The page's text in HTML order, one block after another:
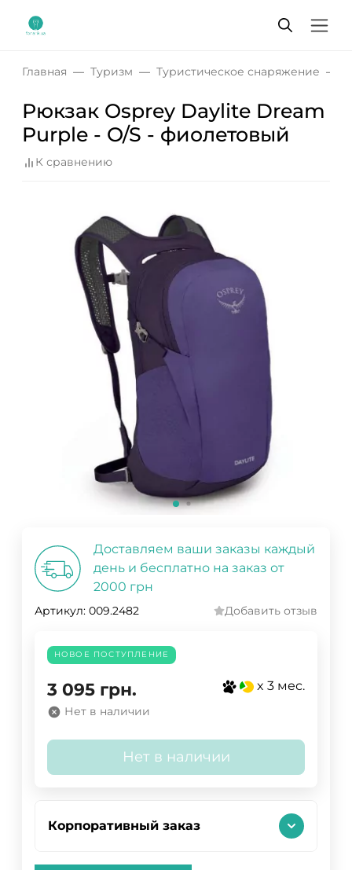
Главная Туризм Туристическое снаряжение
Рюкзак Osprey Daylite Dream
Purple - O/S - фиолетовый
К сравнению
Доставляем ваши заказы каждый
день и бесплатно на заказ от
2000 грн
Артикул: 009.2482 Добавить отзыв
НОВОЕ ПОСТУПЛЕНИЕ
3 095 грн. x 3 мес.
Нет в наличии
Нет в наличии
Корпоративный заказ